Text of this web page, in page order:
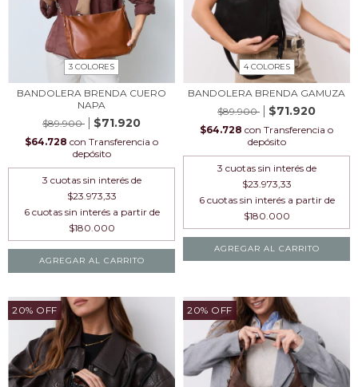
3 COLORES
BANDOLERA BRENDA CUERO
NAPA
$89.900
$71.920
$64.728 con Transferencia o
depósito
3 cuotas sin interés de
$23.973,33
AGREGAR AL CARRITO
4 COLORES
BANDOLERA BRENDA GAMUZA
$89.900
$71.920
$64.728 con Transferencia o
depósito
3 cuotas sin interés de
$23.973,33
AGREGAR AL CARRITO
20% OFF 20% OFF